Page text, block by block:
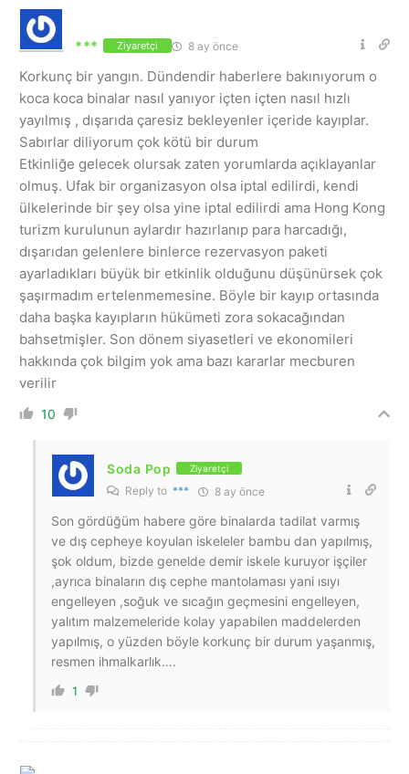
*** Ziyaretçi 8 ay önce
Korkunç bir yangın. Dündendir haberlere bakınıyorum o
koca koca binalar nasıl yanıyor içten içten nasıl hızlı
yayılmış , dışarıda çaresiz bekleyenler içeride kayıplar.
Sabırlar diliyorum çok kötü bir durum
Etkinliğe gelecek olursak zaten yorumlarda açıklayanlar
olmuş. Ufak bir organizasyon olsa iptal edilirdi, kendi
ülkelerinde bir şey olsa yine iptal edilirdi ama Hong Kong
turizm kurulunun aylardır hazırlanıp para harcadığı,
dışarıdan gelenlere binlerce rezervasyon paketi
ayarladıkları büyük bir etkinlik olduğunu düşünürsek çok
şaşırmadım ertelenmemesine. Böyle bir kayıp ortasında
daha başka kayıpların hükümeti zora sokacağından
bahsetmişler. Son dönem siyasetleri ve ekonomileri
hakkında çok bilgim yok ama bazı kararlar mecburen
verilir
10
Soda Pop Ziyaretçi
Reply to *** 8 ay önce
Son gördüğüm habere göre binalarda tadilat varmış
ve dış cepheye koyulan iskeleler bambu dan yapılmış,
şok oldum, bizde genelde demir iskele kuruyor işçiler
,ayrıca binaların dış cephe mantolaması yani ısıyı
engelleyen ,soğuk ve sıcağın geçmesini engelleyen,
yalıtım malzemeleride kolay yapabilen maddelerden
yapılmış, o yüzden böyle korkunç bir durum yaşanmış,
resmen ihmalkarlık….
1